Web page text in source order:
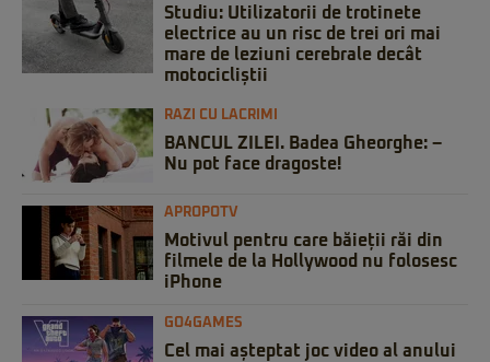
Studiu: Utilizatorii de trotinete
electrice au un risc de trei ori mai
mare de leziuni cerebrale decât
motocicliștii
RAZI CU LACRIMI
BANCUL ZILEI. Badea Gheorghe: –
Nu pot face dragoste!
APROPOTV
Motivul pentru care băieții răi din
filmele de la Hollywood nu folosesc
iPhone
GO4GAMES
Cel mai așteptat joc video al anului